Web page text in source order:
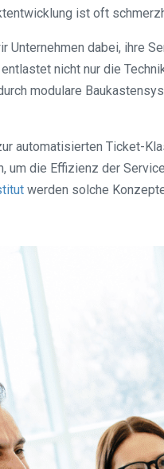
ist oft
Unternehmen dabei, ihre
nicht nur die
modulare
automatisierten Ticket-
um die Effizienz der
werden solche